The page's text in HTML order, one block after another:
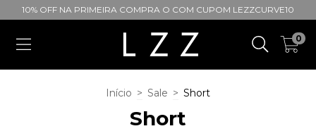
10% OFF NA PRIMEIRA COMPRA O COM CUPOM LEZZCURVE10
0
Início > Sale > Short
Short